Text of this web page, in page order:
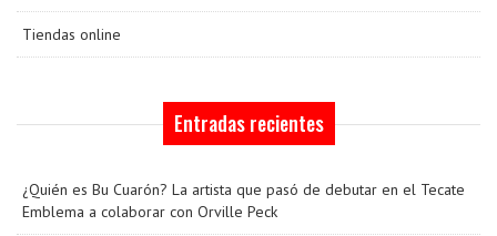
Tiendas online
Entradas recientes
¿Quién es Bu Cuarón? La artista que pasó de debutar en el Tecate
Emblema a colaborar con Orville Peck